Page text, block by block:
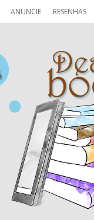
ANUNCIE RESENHAS